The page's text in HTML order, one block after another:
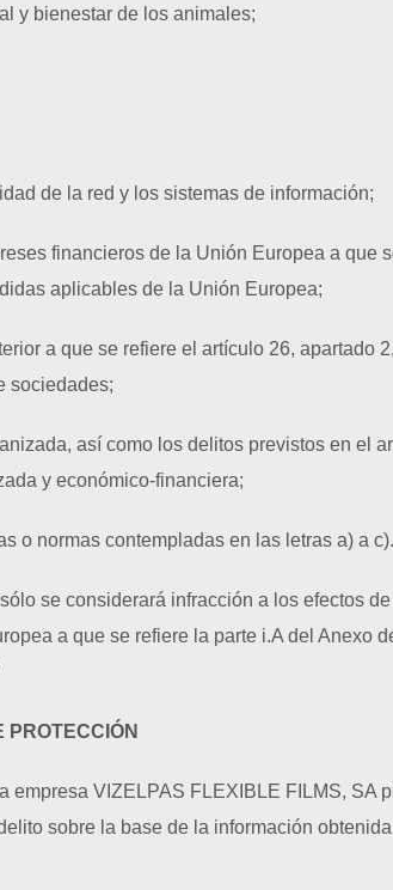
y bienestar de los animales;
de la red y los sistemas de información;
financieros de la Unión Europea a que
aplicables de la Unión Europea;
a que se refiere el artículo 26, apartado
sociedades;
así como los delitos previstos en el
y económico-financiera;
o normas contempladas en las letras a) a c).
se considerará infracción a los efectos
a que se refiere la parte i.A del Anexo
PROTECCIÓN
empresa VIZELPAS FLEXIBLE FILMS,
sobre la base de la información